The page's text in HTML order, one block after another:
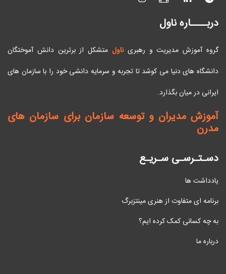
دربــــاره ناول
گروه آموزش مدیریت و رهبریناول متشکل از برترین دانش آموختگان
دانشگاه های دنیا می کوشد تا تجربه و سرمایه دانشی خود را با سازمان های
ایرانی در میان بگذارد.
آموزش مدیران و توسعه سازمان برای سازمان های
مدرن
دسـتـرسـی سـریـع
یادداشت ها
برنامه ای متفاوت از هنری مینتزبرگ
به چه کسانی کمک کرده ایم؟
درباره ما